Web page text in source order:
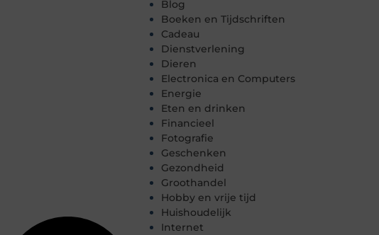
Blog
Boeken en Tijdschriften
Cadeau
Dienstverlening
Dieren
Electronica en Computers
Energie
Eten en drinken
Financieel
Fotografie
Geschenken
Gezondheid
Groothandel
Hobby en vrije tijd
Huishoudelijk
Internet